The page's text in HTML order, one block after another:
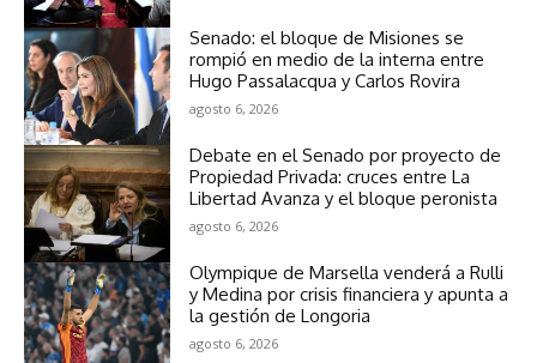
Senado: el bloque de Misiones se
rompió en medio de la interna entre
Hugo Passalacqua y Carlos Rovira
agosto 6, 2026
Debate en el Senado por proyecto de
Propiedad Privada: cruces entre La
Libertad Avanza y el bloque peronista
agosto 6, 2026
Olympique de Marsella venderá a Rulli
y Medina por crisis financiera y apunta a
la gestión de Longoria
agosto 6, 2026